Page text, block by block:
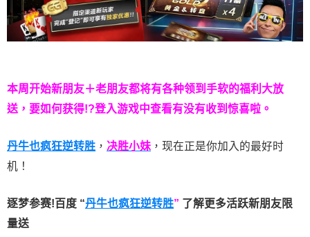
本周开始新朋友＋老朋友都将有各种领到手软的福利大放
送，要如何获得!?登入游戏中查看有没有收到惊喜啦。
丹牛也疯狂逆转胜 ， 决胜小妹 ，现在正是你加入的最好时
机！
逐梦参赛!百度 “丹牛也疯狂逆转胜” 了解更多活跃新朋友限
量送